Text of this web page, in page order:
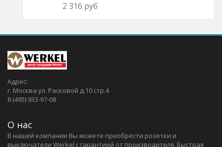
2 316 руб
Адрес:
г. Москва ул. Расковой д.10 стр.4
8 (495) 933-97-08
О нас
В нашей компании Вы можете приобрести розетки и
выключатели Werkel c гарантией от производителя. Быстрая